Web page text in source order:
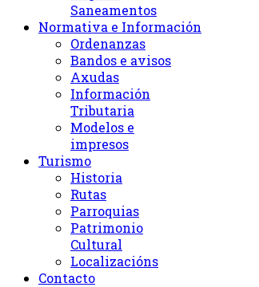
Saneamentos
Normativa e Información
Ordenanzas
Bandos e avisos
Axudas
Información
Tributaria
Modelos e
impresos
Turismo
Historia
Rutas
Parroquias
Patrimonio
Cultural
Localizacións
Contacto